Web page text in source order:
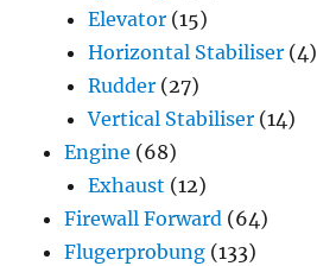
Elevator (15)
Horizontal Stabiliser (4)
Rudder (27)
Vertical Stabiliser (14)
Engine (68)
Exhaust (12)
Firewall Forward (64)
Flugerprobung (133)